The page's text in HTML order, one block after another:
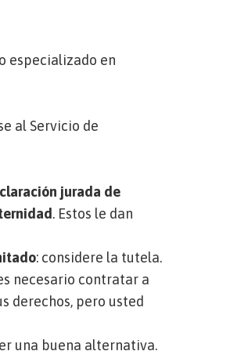
especializado en
al Servicio de
jurada de
. Estos le dan
: considere la tutela.
necesario contratar a
derechos, pero usted
una buena alternativa.